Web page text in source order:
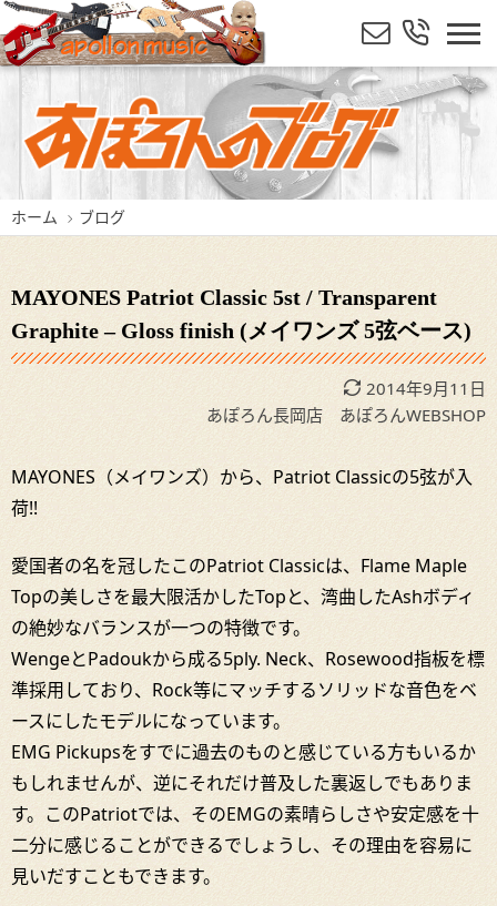
ホーム ブログ
MAYONES Patriot Classic 5st / Transparent
Graphite – Gloss finish (メイワンズ 5弦ベース)
2014年9月11日
あぽろん長岡店
あぽろんWEBSHOP
MAYONES（メイワンズ）から、Patriot Classicの5弦が入
荷!!
愛国者の名を冠したこのPatriot Classicは、Flame Maple
Topの美しさを最大限活かしたTopと、湾曲したAshボディ
の絶妙なバランスが一つの特徴です。
WengeとPadoukから成る5ply. Neck、Rosewood指板を標
準採用しており、Rock等にマッチするソリッドな音色をベ
ースにしたモデルになっています。
EMG Pickupsをすでに過去のものと感じている方もいるか
もしれませんが、逆にそれだけ普及した裏返しでもありま
す。このPatriotでは、そのEMGの素晴らしさや安定感を十
二分に感じることができるでしょうし、その理由を容易に
見いだすこともできます。